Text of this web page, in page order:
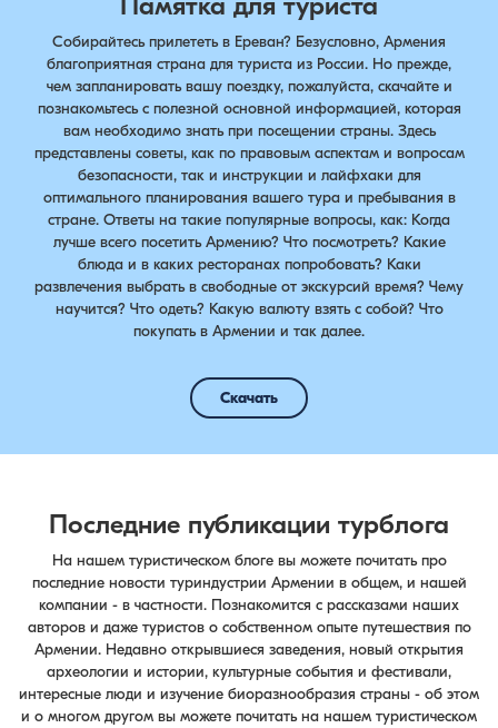
Собирайтесь прилететь в Ереван? Безусловно, Армения
благоприятная страна для туриста из России. Но прежде,
чем запланировать вашу поездку, пожалуйста, скачайте и
познакомьтесь с полезной основной информацией, которая
вам необходимо знать при посещении страны. Здесь
представлены советы, как по правовым аспектам и вопросам
безопасности, так и инструкции и лайфхаки для
оптимального планирования вашего тура и пребывания в
стране. Ответы на такие популярные вопросы, как: Когда
лучше всего посетить Армению? Что посмотреть? Какие
блюда и в каких ресторанах попробовать? Каки
развлечения выбрать в свободные от экскурсий время? Чему
научится? Что одеть? Какую валюту взять с собой? Что
покупать в Армении и так далее.
Скачать
Последние публикации турблога
На нашем туристическом блоге вы можете почитать про
последние новости туриндустрии Армении в общем, и нашей
компании - в частности. Познакомится с рассказами наших
авторов и даже туристов о собственном опыте путешествия по
Армении. Недавно открывшиеся заведения, новый открытия
археологии и истории, культурные события и фестивали,
интересные люди и изучение биоразнообразия страны - об этом
и о многом другом вы можете почитать на нашем туристическом